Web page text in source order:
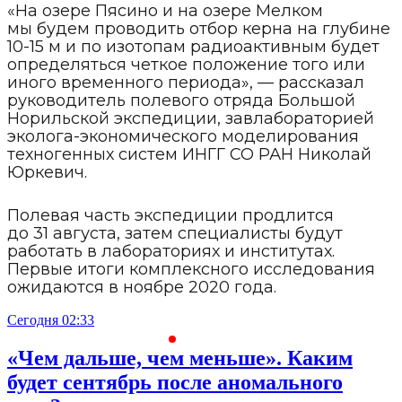
«На озере Пясино и на озере Мелком
мы будем проводить отбор керна на глубине
10-15 м и по изотопам радиоактивным будет
определяться четкое положение того или
иного временного периода», — рассказал
руководитель полевого отряда Большой
Норильской экспедиции, завлабораторией
эколога-экономического моделирования
техногенных систем ИНГГ СО РАН Николай
Юркевич.
Полевая часть экспедиции продлится
до 31 августа, затем специалисты будут
работать в лабораториях и институтах.
Первые итоги комплексного исследования
ожидаются в ноябре 2020 года.
Сегодня 02:33
«Чем дальше, чем меньше». Каким
будет сентябрь после аномального